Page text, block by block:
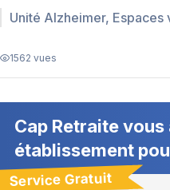
Unité Alzheimer, Espaces
1562 vues
Cap Retraite
établissement
Service Gratuit